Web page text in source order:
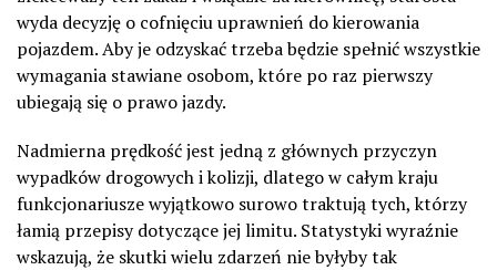
wyda decyzję o cofnięciu uprawnień do kierowania
pojazdem. Aby je odzyskać trzeba będzie spełnić wszystkie
wymagania stawiane osobom, które po raz pierwszy
ubiegają się o prawo jazdy.
Nadmierna prędkość jest jedną z głównych przyczyn
wypadków drogowych i kolizji, dlatego w całym kraju
funkcjonariusze wyjątkowo surowo traktują tych, którzy
łamią przepisy dotyczące jej limitu. Statystyki wyraźnie
wskazują, że skutki wielu zdarzeń nie byłyby tak